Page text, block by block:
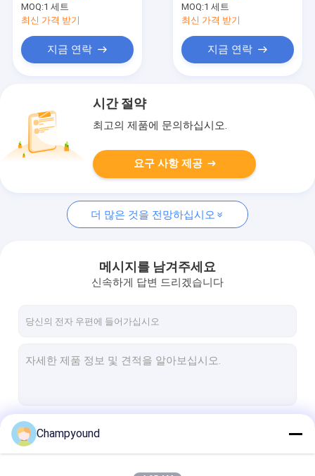
MOQ:1 세트
최신 가격 받기
지금 연락
MOQ:1 세트
최신 가격 받기
지금 연락
시간 절약
최고의 제품에 문의하십시오.
요구 사항 제공
더 많은 것을 전망하십시오
메시지를 남겨주세요
신속하게 답변 드리겠습니다
Champyound